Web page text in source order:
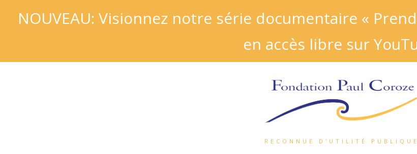
NOUVEAU: Visionnez notre série documentaire «
en accès libre sur
RECONNUE D'UTILITÉ PUBLIQUE